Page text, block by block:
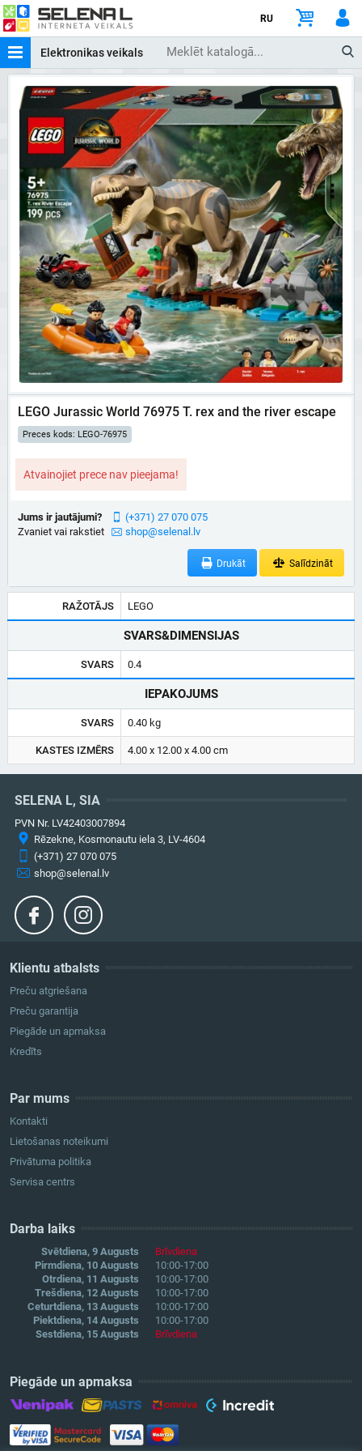
RU
Elektronikas veikals
LEGO Jurassic World 76975 T. rex and the river escape
Preces kods: LEGO-76975
Atvainojiet prece nav pieejama!
Jums ir jautājumi?
Zvaniet vai rakstiet
(+371) 27 070 075
shop@selenal.lv
Drukāt Salīdzināt
RAŽOTĀJS LEGO
SVARS&DIMENSIJAS
SVARS 0.4
IEPAKOJUMS
SVARS 0.40 kg
KASTES IZMĒRS 4.00 x 12.00 x 4.00 cm
Klientu atbalsts
Preču atgriešana
Preču garantija
Piegāde un apmaksa
Kredīts
Par mums
Kontakti
Lietošanas noteikumi
Privātuma politika
Servisa centrs
Darba laiks
Svētdiena, 9 Augusts
Brīvdiena
Pirmdiena, 10 Augusts
10:00-17:00
Otrdiena, 11 Augusts
10:00-17:00
Trešdiena, 12 Augusts
10:00-17:00
Ceturtdiena, 13 Augusts
10:00-17:00
Piektdiena, 14 Augusts
10:00-17:00
Sestdiena, 15 Augusts
Brīvdiena
Piegāde un apmaksa
SELENA L, SIA
PVN Nr. LV42403007894
Rēzekne, Kosmonautu iela 3, LV-4604
(+371) 27 070 075
shop@selenal.lv